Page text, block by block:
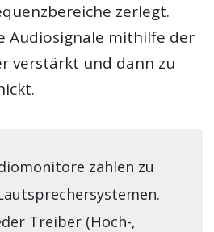
zerlegt.
Audiosignale mithilfe der
verstärkt und dann zu
zählen zu
Treiber (Hoch-,